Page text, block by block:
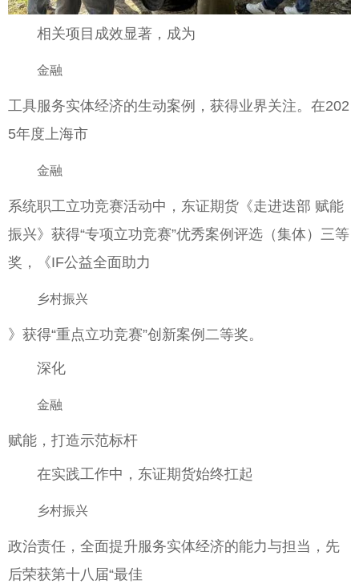
相关项目成效显著，成为
金融
工具服务实体经济的生动案例，获得业界关注。在202
5年度上海市
金融
系统职工立功竞赛活动中，东证期货《走进迭部 赋能
振兴》获得“专项立功竞赛”优秀案例评选（集体）三等
奖，《IF公益全面助力
乡村振兴
》获得“重点立功竞赛”创新案例二等奖。
深化
金融
赋能，打造示范标杆
在实践工作中，东证期货始终扛起
乡村振兴
政治责任，全面提升服务实体经济的能力与担当，先
后荣获第十八届“最佳